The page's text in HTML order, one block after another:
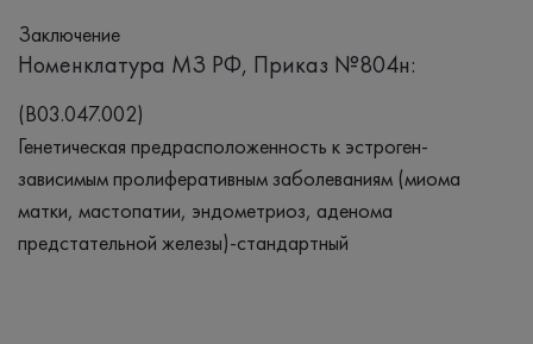
Заключение
Номенклатура МЗ РФ, Приказ №804н:
(B03.047.002)
Генетическая предрасположенность к эстроген-
зависимым пролиферативным заболеваниям (миома
матки, мастопатии, эндометриоз, аденома
предстательной железы)-стандартный